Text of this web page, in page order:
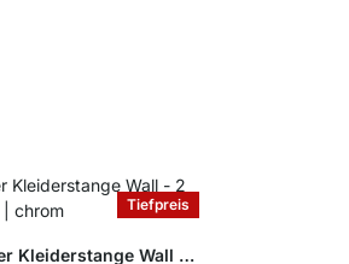
Tiefpreis
WALK-IN Träger Kleiderstange Wall - 2 Stck